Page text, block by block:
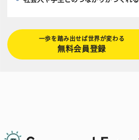
一歩を踏み出せば世界が変わる
無料会員登録